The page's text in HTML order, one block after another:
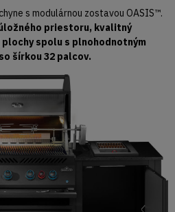
s modulárnou zostavou OASIS™.
priestoru, kvalitný
spolu s plnohodnotným
šírkou 32 palcov.